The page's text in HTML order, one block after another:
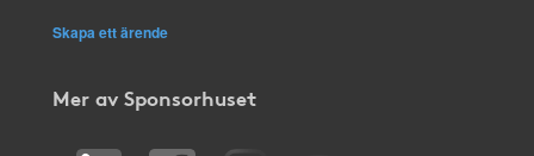
Skapa ett ärende
Mer av Sponsorhuset